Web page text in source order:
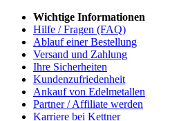
Wichtige Informationen
Hilfe / Fragen (FAQ)
Ablauf einer Bestellung
Versand und Zahlung
Ihre Sicherheiten
Kundenzufriedenheit
Ankauf von Edelmetallen
Partner / Affiliate werden
Karriere bei Kettner